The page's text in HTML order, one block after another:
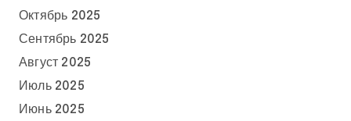
Октябрь 2025
Сентябрь 2025
Август 2025
Июль 2025
Июнь 2025